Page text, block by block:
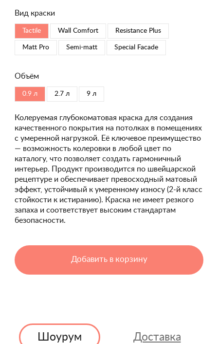
Вид краски
Tactile Wall Comfort Resistance Plus
Matt Pro Semi-matt Special Faсade
Объём
0.9 л 2.7 л 9 л
Колеруемая глубокоматовая краска для создания
качественного покрытия на потолках в помещениях
с умеренной нагрузкой. Её ключевое преимущество
— возможность колеровки в любой цвет по
каталогу, что позволяет создать гармоничный
интерьер. Продукт производится по швейцарской
рецептуре и обеспечивает превосходный матовый
эффект, устойчивый к умеренному износу (2-й класс
стойкости к истиранию). Краска не имеет резкого
запаха и соответствует высоким стандартам
безопасности.
Добавить в корзину
Шоурум Доставка